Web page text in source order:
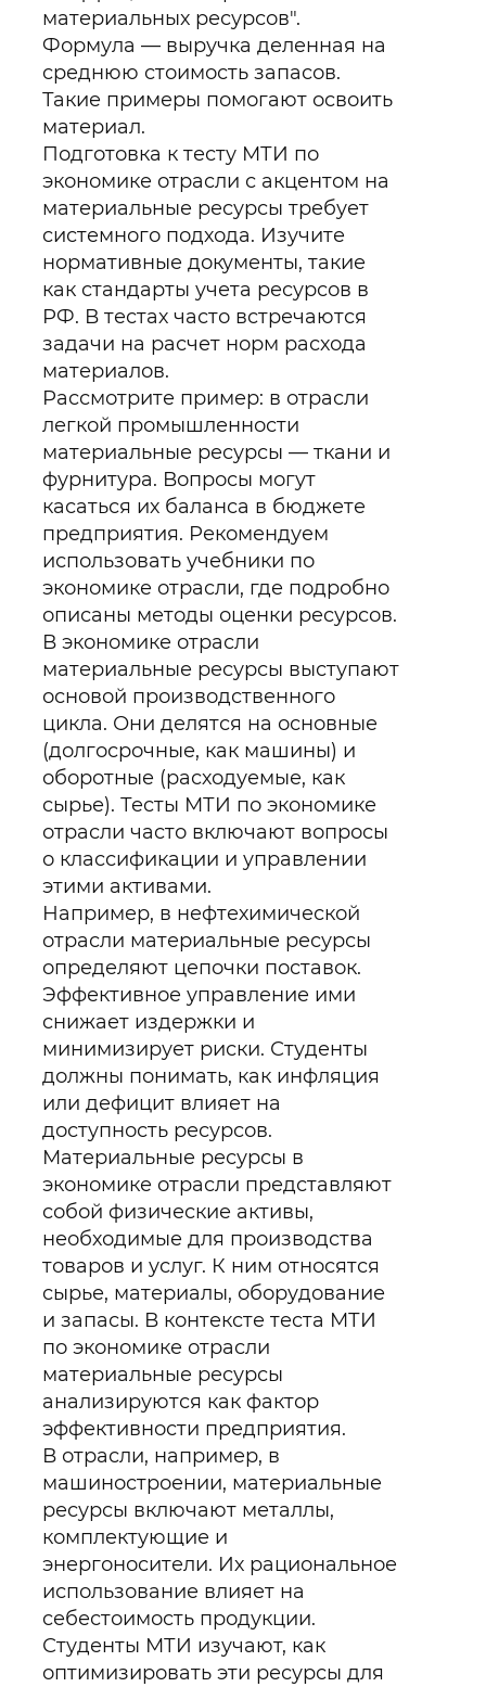
материальных ресурсов".
Формула — выручка деленная на
среднюю стоимость запасов.
Такие примеры помогают освоить
материал.
Подготовка к тесту МТИ по
экономике отрасли с акцентом на
материальные ресурсы требует
системного подхода. Изучите
нормативные документы, такие
как стандарты учета ресурсов в
РФ. В тестах часто встречаются
задачи на расчет норм расхода
материалов.
Рассмотрите пример: в отрасли
легкой промышленности
материальные ресурсы — ткани и
фурнитура. Вопросы могут
касаться их баланса в бюджете
предприятия. Рекомендуем
использовать учебники по
экономике отрасли, где подробно
описаны методы оценки ресурсов.
В экономике отрасли
материальные ресурсы выступают
основой производственного
цикла. Они делятся на основные
(долгосрочные, как машины) и
оборотные (расходуемые, как
сырье). Тесты МТИ по экономике
отрасли часто включают вопросы
о классификации и управлении
этими активами.
Например, в нефтехимической
отрасли материальные ресурсы
определяют цепочки поставок.
Эффективное управление ими
снижает издержки и
минимизирует риски. Студенты
должны понимать, как инфляция
или дефицит влияет на
доступность ресурсов.
Материальные ресурсы в
экономике отрасли представляют
собой физические активы,
необходимые для производства
товаров и услуг. К ним относятся
сырье, материалы, оборудование
и запасы. В контексте теста МТИ
по экономике отрасли
материальные ресурсы
анализируются как фактор
эффективности предприятия.
В отрасли, например, в
машиностроении, материальные
ресурсы включают металлы,
комплектующие и
энергоносители. Их рациональное
использование влияет на
себестоимость продукции.
Студенты МТИ изучают, как
оптимизировать эти ресурсы для